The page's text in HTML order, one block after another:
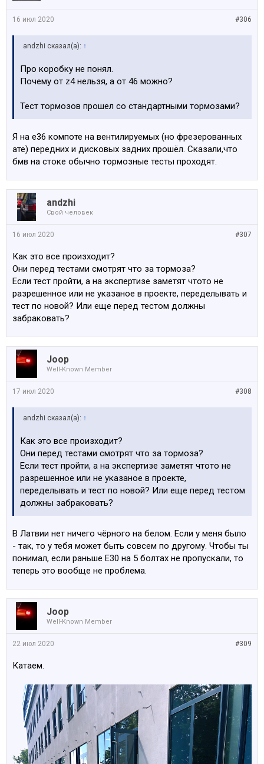
#306
16 июл 2020
аndzhi сказал(а): ↑
Про коробку не понял.
Почему от z4 нельзя, а от 46 можно?
Тест тормозов прошел со стандартными тормозами?
Я на е36 компоте на вентилируемых (но фрезерованных
ате) передних и дисковых задних прошёл. Сказали,что
бмв на стоке обычно тормозные тесты проходят.
аndzhi
Свой человек
#307
16 июл 2020
Как это все произходит?
Они перед тестами смотрят что за тормоза?
Если тест пройти, а на экспертизе заметят чтото не
разрешенное или не указаное в проекте, переделывать и
тест по новой? Или еще перед тестом должны
забраковать?
Joop
Well-Known Member
#308
17 июл 2020
аndzhi сказал(а): ↑
Как это все произходит?
Они перед тестами смотрят что за тормоза?
Если тест пройти, а на экспертизе заметят чтото не
разрешенное или не указаное в проекте,
переделывать и тест по новой? Или еще перед тестом
должны забраковать?
В Латвии нет ничего чёрного на белом. Если у меня было
- так, то у тебя может быть совсем по другому. Чтобы ты
понимал, если раньше Е30 на 5 болтах не пропускали, то
теперь это вообще не проблема.
Joop
Well-Known Member
#309
22 июл 2020
Катаем.